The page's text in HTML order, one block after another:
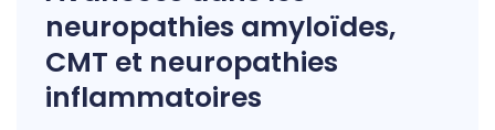
neuropathies amyloïdes,
CMT et neuropathies
inflammatoires